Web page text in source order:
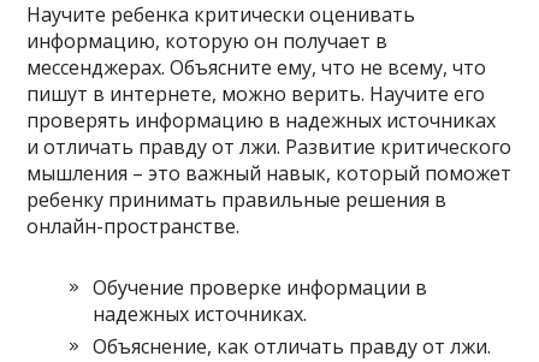
Научите ребенка критически оценивать
информацию, которую он получает в
мессенджерах. Объясните ему, что не всему, что
пишут в интернете, можно верить. Научите его
проверять информацию в надежных источниках
и отличать правду от лжи. Развитие критического
мышления – это важный навык, который поможет
ребенку принимать правильные решения в
онлайн-пространстве.
Обучение проверке информации в
надежных источниках.
Объяснение, как отличать правду от лжи.